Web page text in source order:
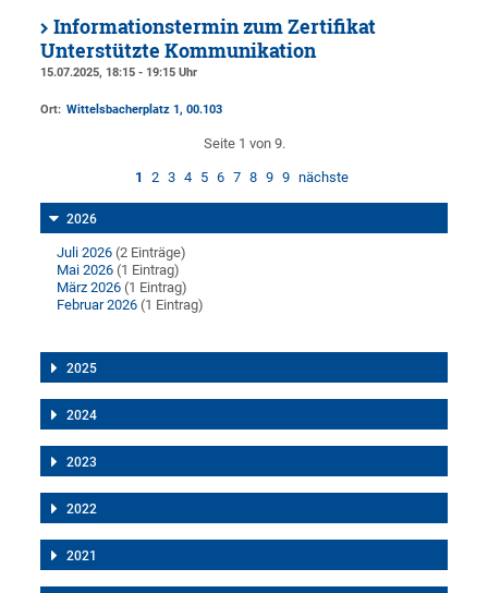
Informationstermin zum Zertifikat
Unterstützte Kommunikation
15.07.2025, 18:15 - 19:15 Uhr
Ort: Wittelsbacherplatz 1, 00.103
Seite 1 von 9.
1 2 3 4 5 6 7 8 9 9 nächste
2026
Juli 2026 (2 Einträge)
Mai 2026 (1 Eintrag)
März 2026 (1 Eintrag)
Februar 2026 (1 Eintrag)
2025
2024
2023
2022
2021